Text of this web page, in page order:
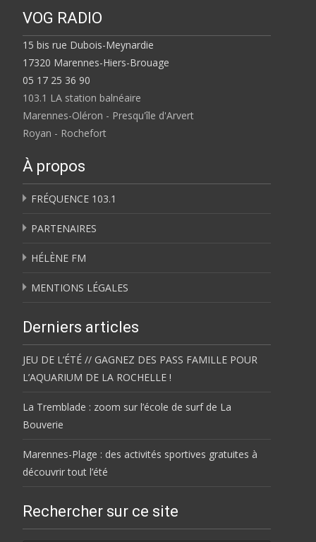
VOG RADIO
15 bis rue Dubois-Meynardie
17320 Marennes-Hiers-Brouage
05 17 25 36 90
103.1 LA station balnéaire
Marennes-Oléron - Presqu'île d'Arvert
Royan - Rochefort
À propos
FRÉQUENCE 103.1
PARTENAIRES
HÉLÈNE FM
MENTIONS LÉGALES
Derniers articles
JEU DE L’ÉTÉ // GAGNEZ DES PASS FAMILLE POUR
L’AQUARIUM DE LA ROCHELLE !
La Tremblade : zoom sur l’école de surf de La
Bouverie
Marennes-Plage : des activités sportives gratuites à
découvrir tout l’été
Rechercher sur ce site